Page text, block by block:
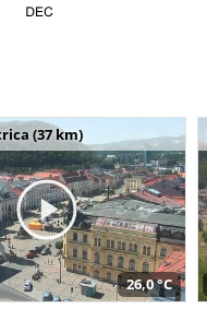
(37 km)
26,0 °C